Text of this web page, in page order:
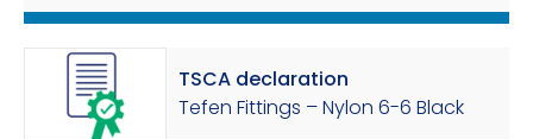
TSCA declaration
Tefen Fittings – Nylon 6-6 Black